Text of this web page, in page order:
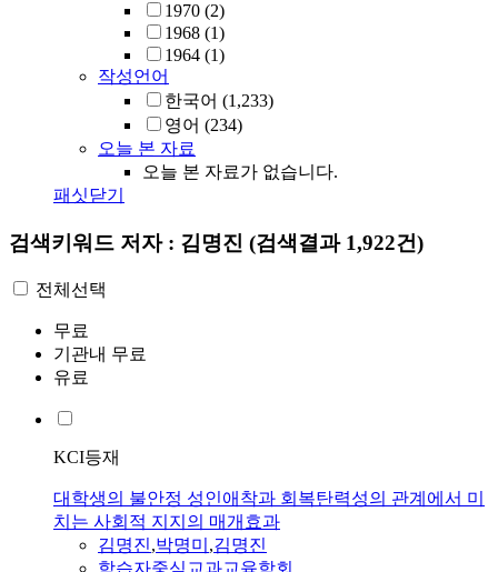
1970 (2)
1968 (1)
1964 (1)
작성언어
한국어 (1,233)
영어 (234)
오늘 본 자료
오늘 본 자료가 없습니다.
패싯닫기
검색키워드 저자 : 김명진 (검색결과 1,922건)
전체선택
무료
기관내 무료
유료
KCI등재
대학생의 불안정 성인애착과 회복탄력성의 관계에서 미
치는 사회적 지지의 매개효과
김명진,박명미 ,김명진